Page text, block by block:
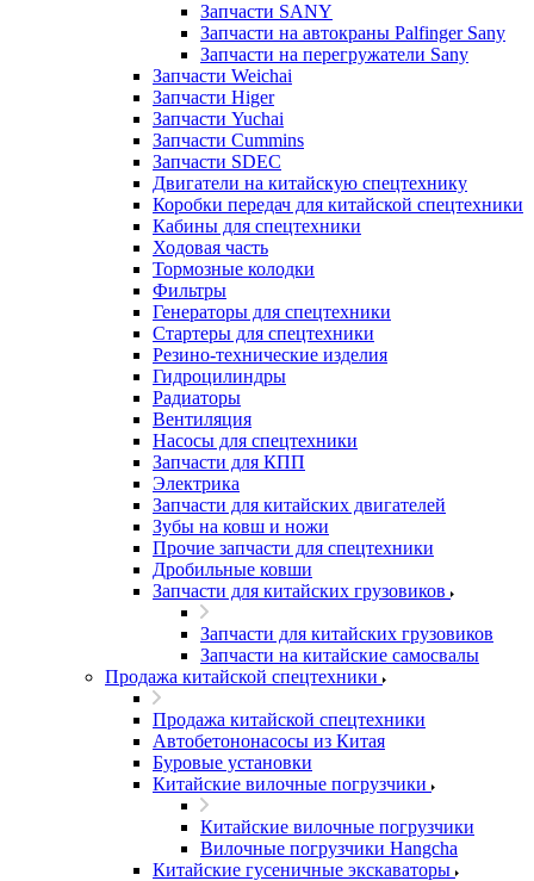
Запчасти SANY
Запчасти на автокраны Palfinger Sany
Запчасти на перегружатели Sany
Запчасти Weichai
Запчасти Higer
Запчасти Yuchai
Запчасти Cummins
Запчасти SDEC
Двигатели на китайскую спецтехнику
Коробки передач для китайской спецтехники
Кабины для спецтехники
Ходовая часть
Тормозные колодки
Фильтры
Генераторы для спецтехники
Стартеры для спецтехники
Резино-технические изделия
Гидроцилиндры
Радиаторы
Вентиляция
Насосы для спецтехники
Запчасти для КПП
Электрика
Запчасти для китайских двигателей
Зубы на ковш и ножи
Прочие запчасти для спецтехники
Дробильные ковши
Запчасти для китайских грузовиков
Запчасти для китайских грузовиков
Запчасти на китайские самосвалы
Продажа китайской спецтехники
Продажа китайской спецтехники
Автобетононасосы из Китая
Буровые установки
Китайские вилочные погрузчики
Китайские вилочные погрузчики
Вилочные погрузчики Hangcha
Китайские гусеничные экскаваторы